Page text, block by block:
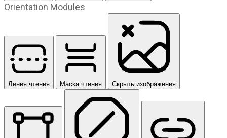
Orientation Modules
Линия чтения Маска чтения Скрыть изображения